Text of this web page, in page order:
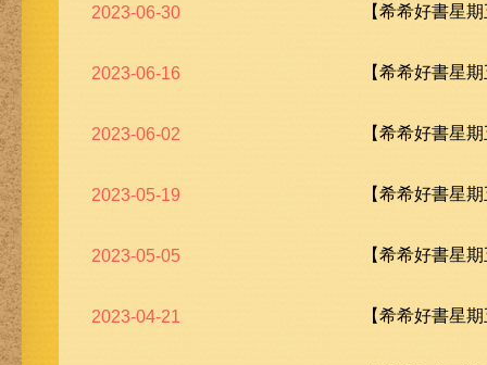
2023-06-30 【希希好書星
2023-06-16 【希希好書星
2023-06-02 【希希好書星
2023-05-19 【希希好書星
2023-05-05 【希希好書星
2023-04-21 【希希好書星